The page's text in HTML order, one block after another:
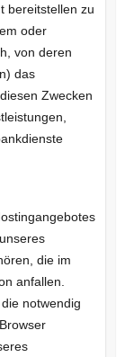
bereitstellen zu
oder
von deren
das
Zwecken
die im
anfallen.
notwendig